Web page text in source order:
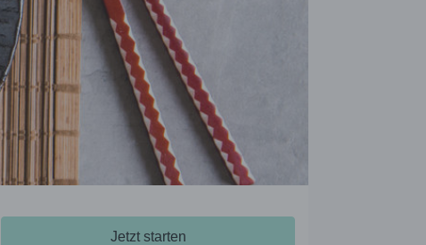
Jetzt starten